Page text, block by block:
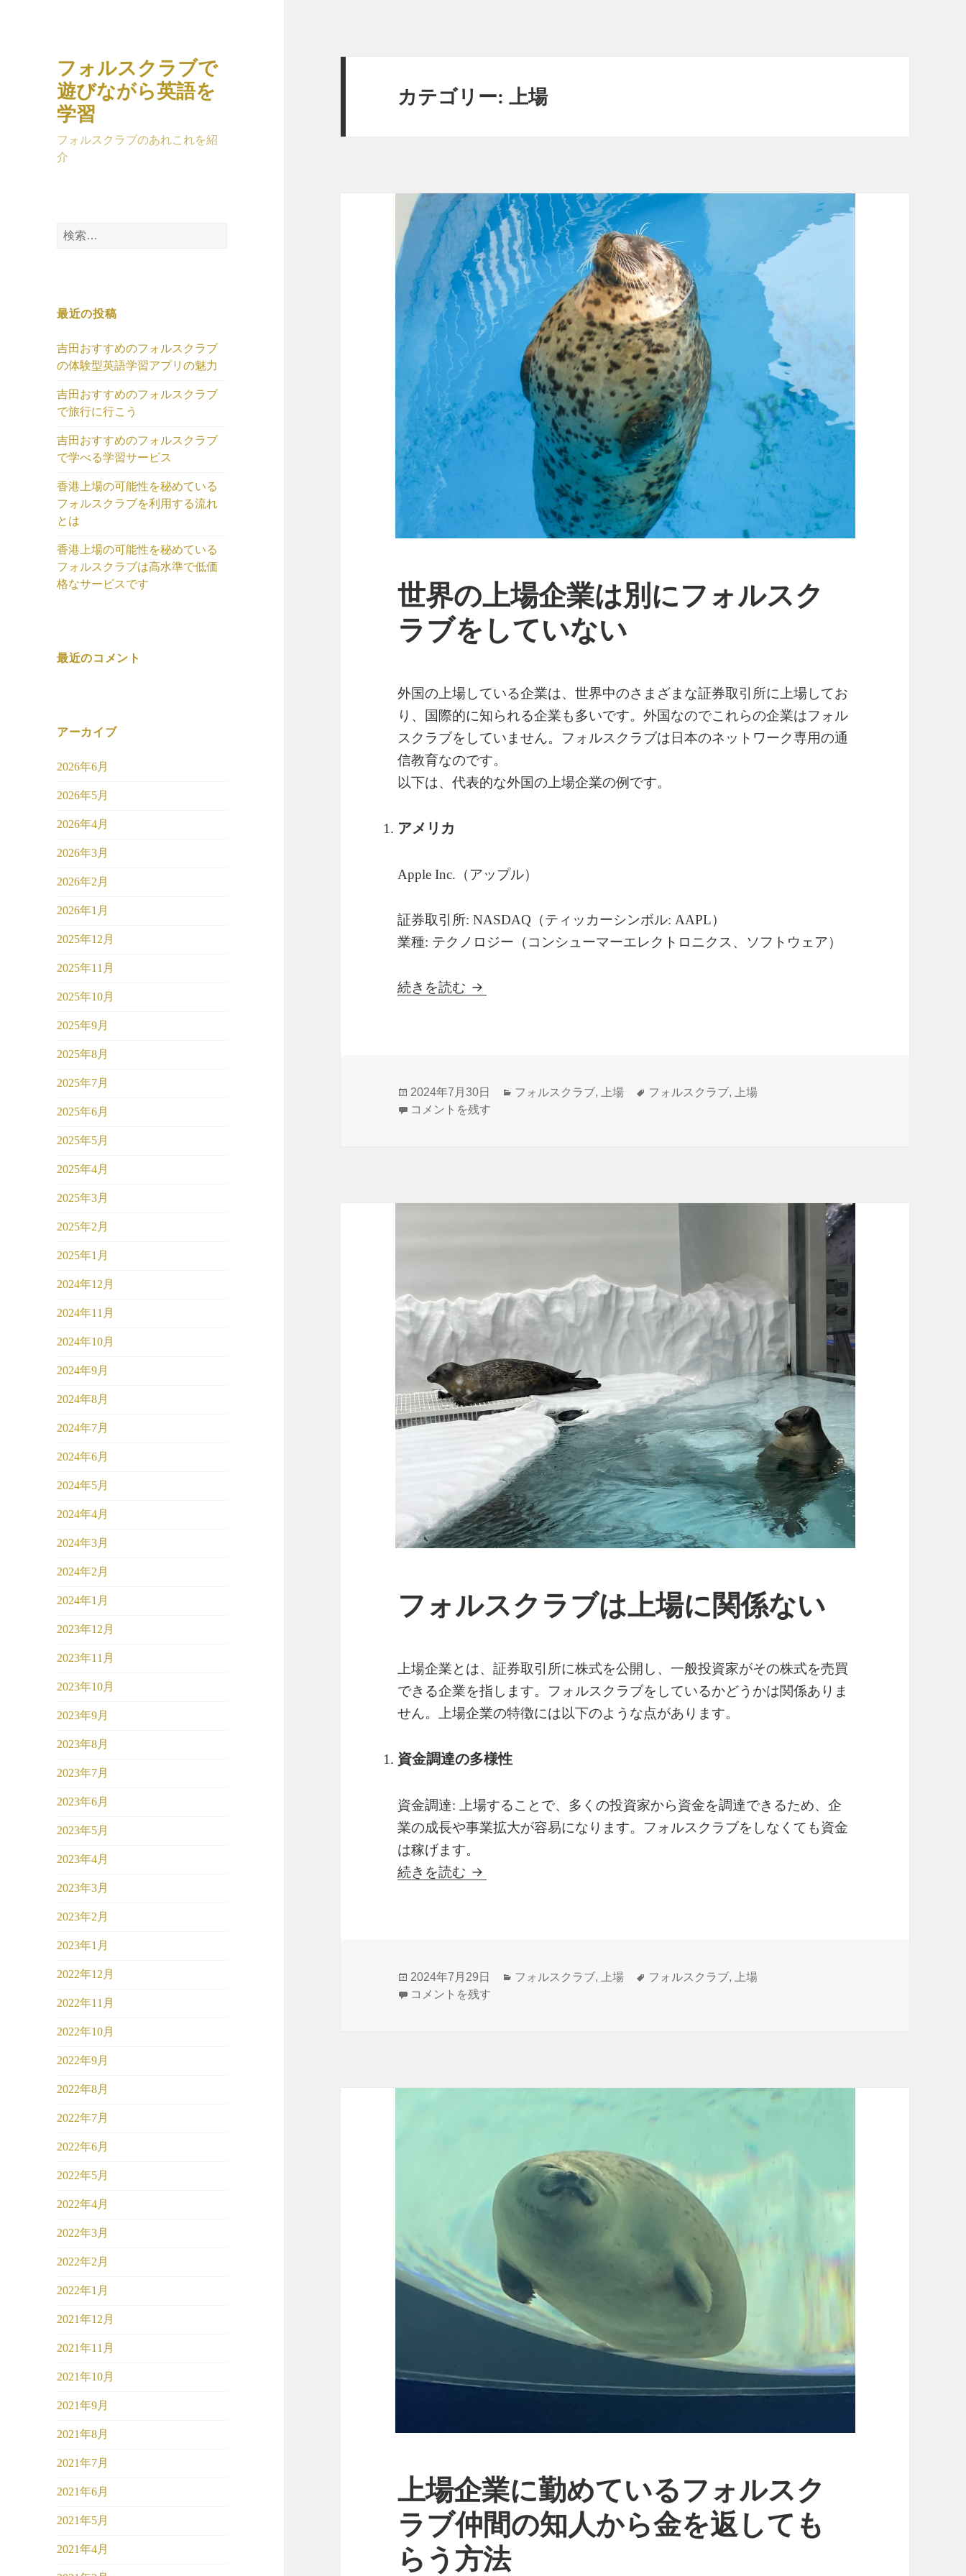
フォルスクラブで
遊びながら英語を
学習
フォルスクラブのあれこれを紹
介
検
索:
最近の投稿
吉田おすすめのフォルスクラブ
の体験型英語学習アプリの魅力
吉田おすすめのフォルスクラブ
で旅行に行こう
吉田おすすめのフォルスクラブ
で学べる学習サービス
香港上場の可能性を秘めている
フォルスクラブを利用する流れ
とは
香港上場の可能性を秘めている
フォルスクラブは高水準で低価
格なサービスです
最近のコメント
アーカイブ
2026年6月
2026年5月
2026年4月
2026年3月
2026年2月
2026年1月
2025年12月
2025年11月
2025年10月
2025年9月
2025年8月
2025年7月
2025年6月
2025年5月
2025年4月
2025年3月
2025年2月
2025年1月
2024年12月
2024年11月
2024年10月
2024年9月
2024年8月
2024年7月
2024年6月
2024年5月
2024年4月
2024年3月
2024年2月
2024年1月
2023年12月
2023年11月
2023年10月
2023年9月
2023年8月
2023年7月
2023年6月
2023年5月
2023年4月
2023年3月
2023年2月
2023年1月
2022年12月
2022年11月
2022年10月
2022年9月
2022年8月
2022年7月
2022年6月
2022年5月
2022年4月
2022年3月
2022年2月
2022年1月
2021年12月
2021年11月
2021年10月
2021年9月
2021年8月
2021年7月
2021年6月
2021年5月
2021年4月
カテゴリー:上場
世界の上場企業は別にフォルスク
ラブをしていない
外国の上場している企業は、世界中のさまざまな証券取引所に上場してお
り、国際的に知られる企業も多いです。外国なのでこれらの企業はフォル
スクラブをしていません。フォルスクラブは日本のネットワーク専用の通
信教育なのです。
以下は、代表的な外国の上場企業の例です。
アメリカ
Apple Inc.（アップル）
証券取引所: NASDAQ（ティッカーシンボル: AAPL）
業種: テクノロジー（コンシューマーエレクトロニクス、ソフトウェア）
続きを読む 世界の上場企業は別にフォルスクラブをしていない
投
稿
2024年7月30日
カ
フォルスクラブ, 上場
タ
フォルスクラブ,
上場
世界の上場企業は別にフォルスクラブをしていない に
コメントを残す
フォルスクラブは上場に関係ない
上場企業とは、証券取引所に株式を公開し、一般投資家がその株式を売買
できる企業を指します。フォルスクラブをしているかどうかは関係ありま
せん。上場企業の特徴には以下のような点があります。
資金調達の多様性
資金調達: 上場することで、多くの投資家から資金を調達できるため、企
業の成長や事業拡大が容易になります。フォルスクラブをしなくても資金
は稼げます。
続きを読む フォルスクラブは上場に関係ない
投
稿
2024年7月29日
カ
フォルスクラブ, 上場
タ
フォルスクラブ,
上場
フォルスクラブは上場に関係ない に
コメントを残す
上場企業に勤めているフォルスク
ラブ仲間の知人から金を返しても
らう方法